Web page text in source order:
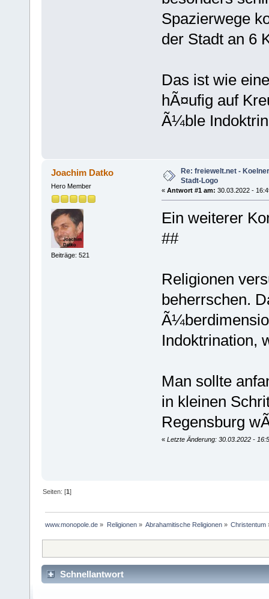
Spazierwege
der Stadt an 6
Das ist wie
hÃ¤ufig auf
Ã¼ble
Joachim Datko
Hero Member
Beiträge: 521
Re: freiewelt.net -
Stadt-Logo
« Antwort #1 am: 30.03.2022 -
Ein weiterer
##
Religionen
beherrschen.
Indoktrination,
Man sollte
in kleinen
Regensburg
« Letzte Änderung: 30.03.2022 -
Seiten: [1]
www.monopole.de » Religionen» Abrahamitische Religionen» Christentum
Schnellantwort